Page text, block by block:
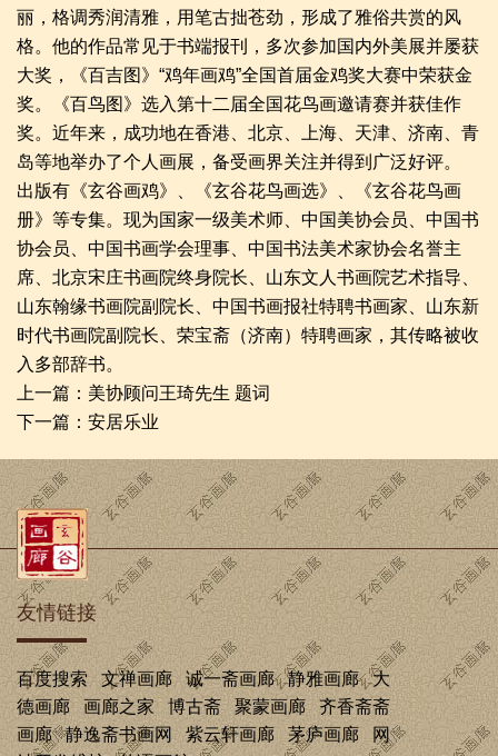
丽，格调秀润清雅，用笔古拙苍劲，形成了雅俗共赏的风
格。他的作品常见于书端报刊，多次参加国内外美展并屡获
大奖，《百吉图》“鸡年画鸡”全国首届金鸡奖大赛中荣获金
奖。《百鸟图》选入第十二届全国花鸟画邀请赛并获佳作
奖。近年来，成功地在香港、北京、上海、天津、济南、青
岛等地举办了个人画展，备受画界关注并得到广泛好评。
出版有《玄谷画鸡》、《玄谷花鸟画选》、《玄谷花鸟画
册》等专集。现为国家一级美术师、中国美协会员、中国书
协会员、中国书画学会理事、中国书法美术家协会名誉主
席、北京宋庄书画院终身院长、山东文人书画院艺术指导、
山东翰缘书画院副院长、中国书画报社特聘书画家、山东新
时代书画院副院长、荣宝斋（济南）特聘画家，其传略被收
入多部辞书。
上一篇： 美协顾问王琦先生 题词
下一篇： 安居乐业
友情链接
百度搜索 文禅画廊 诚一斋画廊 静雅画廊
大
德画廊
画廊之家 博古斋 聚蒙画廊
齐香斋斋
画廊
静逸斋书画网 紫云轩画廊 茅庐画廊
网